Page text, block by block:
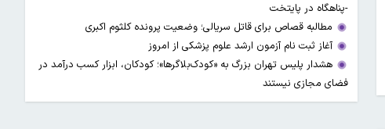
-پناهگاه در پایتخت
مطالبه قصاص برای قاتل سریالی؛ وضعیت پرونده کلثوم اکبری
آغاز ثبت نام آزمون ارشد علوم پزشکی از امروز
هشدار پلیس تهران بزرگ به «کودک‌بلاگرها»؛ کودکان، ابزار کسب درآمد در
فضای مجازی نیستند